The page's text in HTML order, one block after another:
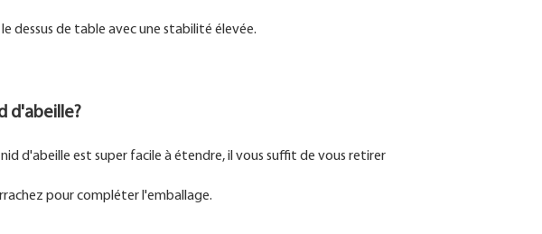
dessus de table avec une stabilité élevée.
d'abeille?
d'abeille est super facile à étendre, il vous suffit de vous retirer
pour compléter l'emballage.